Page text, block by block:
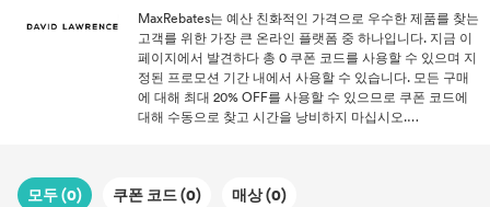
MaxRebates는 예산 친화적인 가격으로 우수한 제품를 찾는
고객를 위한 가장 큰 온라인 플랫폼 중 하나입니다. 지금 이
페이지에서 발견하다 총 0 쿠폰 코드를 사용할 수 있으며 지
정된 프로모션 기간 내에서 사용할 수 있습니다. 모든 구매
에 대해 최대 20% OFF를 사용할 수 있으므로 쿠폰 코드에
대해 수동으로 찾고 시간을 낭비하지 마십시오.
이기 때문에 다시는 같은 방식으로 온라인 쇼핑을 하지 않을
모두 (0) 쿠폰 코드 (0) 매상 (0)